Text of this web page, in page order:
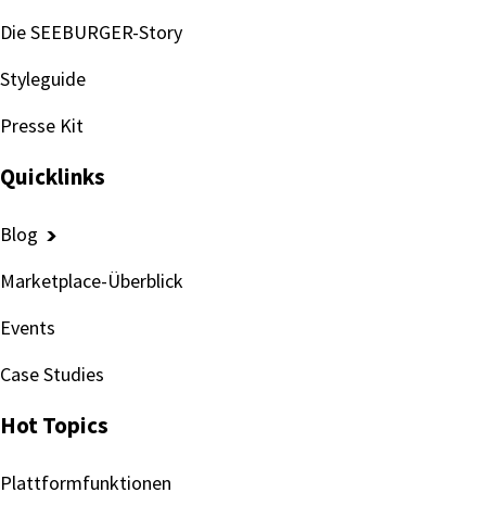
Die SEEBURGER-Story
Styleguide
Presse Kit
Quicklinks
Blog
Marketplace-Überblick
Events
Case Studies
Hot Topics
Plattformfunktionen